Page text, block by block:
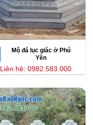
Mộ đá lục giác ở Phú
Yên
Liên hệ: 0982.583.000